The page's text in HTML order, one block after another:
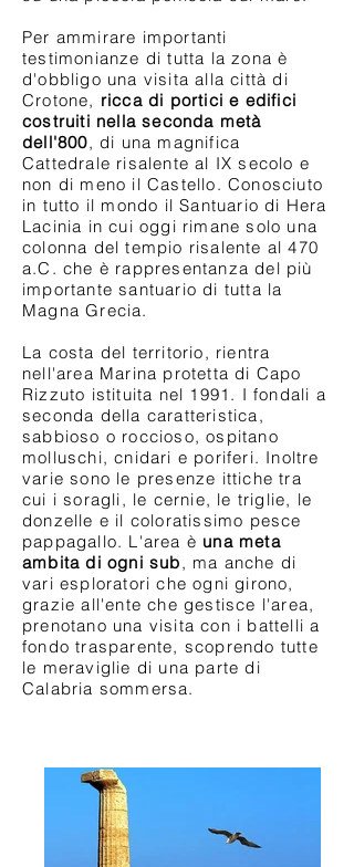
Per ammirare importanti
testimonianze di tutta la zona è
d'obbligo una visita alla città di
Crotone, ricca di portici e edifici
costruiti nella seconda metà
dell'800, di una magnifica
Cattedrale risalente al IX secolo e
non di meno il Castello. Conosciuto
in tutto il mondo il Santuario di Hera
Lacinia in cui oggi rimane solo una
colonna del tempio risalente al 470
a.C. che è rappresentanza del più
importante santuario di tutta la
Magna Grecia.
La costa del territorio, rientra
nell'area Marina protetta di Capo
Rizzuto istituita nel 1991. I fondali a
seconda della caratteristica,
sabbioso o roccioso, ospitano
molluschi, cnidari e poriferi. Inoltre
varie sono le presenze ittiche tra
cui i soragli, le cernie, le triglie, le
donzelle e il coloratissimo pesce
pappagallo. L'area è una meta
ambita di ogni sub, ma anche di
vari esploratori che ogni girono,
grazie all'ente che gestisce l'area,
prenotano una visita con i battelli a
fondo trasparente, scoprendo tutte
le meraviglie di una parte di
Calabria sommersa.